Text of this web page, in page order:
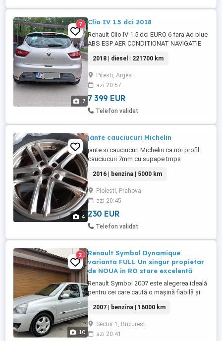
7
7 Clio IV 1.5 dci 2018
Renault Clio IV 1.5 dci EURO 6 fara Ad blue
ABS ESP AER CONDITIONAT NAVIGATIE
Oglinzi electrice încălzite Proiectoare
ceata Volan piele+comenzi Pilot
automat+limitator viteza Sistem start stop
Geamuri electrice fata Senzori parcare
spate Senzori presiune ...
2018 | diesel | 221700 km
Pitesti, Arges
azi 20:57
7 399 EUR
Telefon validat
4
jante cauciucuri Michelin
jante si cauciucuri Michelin ca noi profil
cauciucuri 7mm cu supape tmps
2016 | benzina | 5000 km
Ploiesti, Prahova
azi 20:45
230 EUR
Telefon validat
10
2
Renault Symbol Dynamique
varianta FULL Un singur propietar
de NOUA in RO stare excelentă
Renault Symbol 2007 este alegerea ideală
pentru cei care caută o mașină fiabilă și
este recunoscută pentru durabilitate și
costurile reduse de întreținere, iar acest
exemplar se află într-o stare excelentă,
fiind îngrijit obsesiv și pregătit pentru
2007 | benzina | 16000 km
Sector 1, Bucuresti
azi 20:41